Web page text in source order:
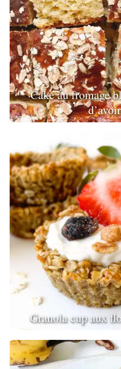
Cake au fromage
Granola cup aux